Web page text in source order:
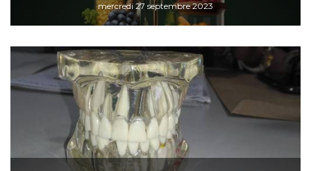
mercredi 27 septembre 2023